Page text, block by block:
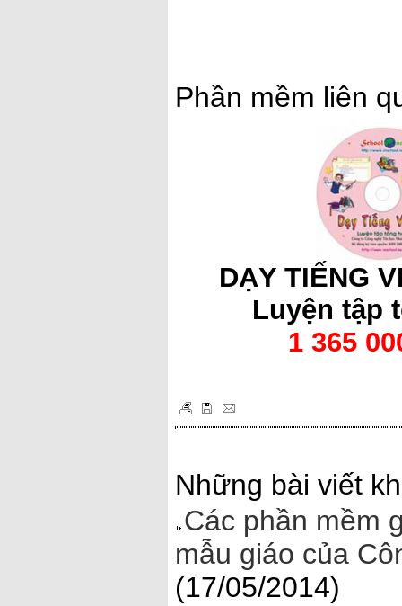
Phần mềm liên
DẠY TIẾNG
Luyện tập
1 365
Những bài viết
Các phần mềm
mẫu giáo của
(17/05/2014)